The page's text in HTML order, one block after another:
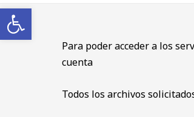
Abrir barra de herramientas
Para poder acceder a los
cuenta
Todos los archivos